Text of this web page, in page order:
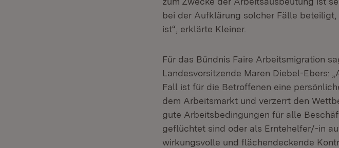
bei der Aufklärung solcher Fälle
ist“, erklärte Kleiner.
Für das Bündnis Faire Arbeitsmigration
Landesvorsitzende Maren Diebel-Ebers:
Fall ist für die Betroffenen eine
dem Arbeitsmarkt und verzerrt den
gute Arbeitsbedingungen für alle
geflüchtet sind oder als Erntehelfer/-in
wirkungsvolle und flächendeckende